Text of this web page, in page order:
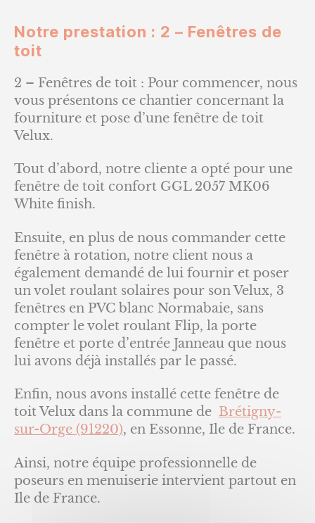
Notre prestation : 2 – Fenêtres de
toit
2 – Fenêtres de toit : Pour commencer, nous
vous présentons ce chantier concernant la
fourniture et pose d’une fenêtre de toit
Velux.
Tout d’abord, notre cliente a opté pour une
fenêtre de toit confort GGL 2057 MK06
White finish.
Ensuite, en plus de nous commander cette
fenêtre à rotation, notre client nous a
également demandé de lui fournir et poser
un volet roulant solaires pour son Velux, 3
fenêtres en PVC blanc Normabaie, sans
compter le volet roulant Flip, la porte
fenêtre et porte d’entrée Janneau que nous
lui avons déjà installés par le passé.
Enfin, nous avons installé cette fenêtre de
toit Velux dans la commune de Brétigny-
sur-Orge (91220), en Essonne, Ile de France.
Ainsi, notre équipe professionnelle de
poseurs en menuiserie intervient partout en
Ile de France.